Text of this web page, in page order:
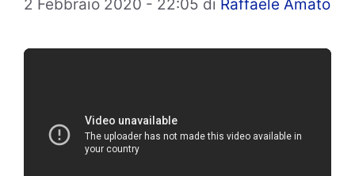
2 Febbraio 2020 - 22:05 di Raffaele Amato